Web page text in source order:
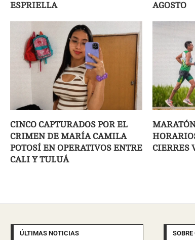
ESPRIELLA
AGOSTO
CINCO CAPTURADOS POR EL
CRIMEN DE MARÍA CAMILA
POTOSÍ EN OPERATIVOS ENTRE
CALI Y TULUÁ
CIERRES
ÚLTIMAS NOTICIAS